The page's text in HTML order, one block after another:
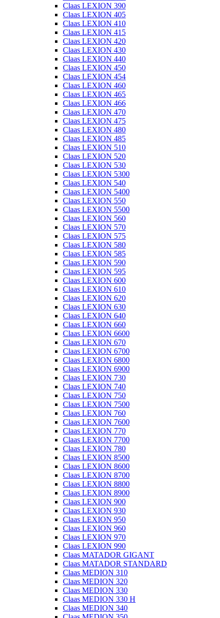
Claas LEXION 390
Claas LEXION 405
Claas LEXION 410
Claas LEXION 415
Claas LEXION 420
Claas LEXION 430
Claas LEXION 440
Claas LEXION 450
Claas LEXION 454
Claas LEXION 460
Claas LEXION 465
Claas LEXION 466
Claas LEXION 470
Claas LEXION 475
Claas LEXION 480
Claas LEXION 485
Claas LEXION 510
Claas LEXION 520
Claas LEXION 530
Claas LEXION 5300
Claas LEXION 540
Claas LEXION 5400
Claas LEXION 550
Claas LEXION 5500
Claas LEXION 560
Claas LEXION 570
Claas LEXION 575
Claas LEXION 580
Claas LEXION 585
Claas LEXION 590
Claas LEXION 595
Claas LEXION 600
Claas LEXION 610
Claas LEXION 620
Claas LEXION 630
Claas LEXION 640
Claas LEXION 660
Claas LEXION 6600
Claas LEXION 670
Claas LEXION 6700
Claas LEXION 6800
Claas LEXION 6900
Claas LEXION 730
Claas LEXION 740
Claas LEXION 750
Claas LEXION 7500
Claas LEXION 760
Claas LEXION 7600
Claas LEXION 770
Claas LEXION 7700
Claas LEXION 780
Claas LEXION 8500
Claas LEXION 8600
Claas LEXION 8700
Claas LEXION 8800
Claas LEXION 8900
Claas LEXION 900
Claas LEXION 930
Claas LEXION 950
Claas LEXION 960
Claas LEXION 970
Claas LEXION 990
Claas MATADOR GIGANT
Claas MATADOR STANDARD
Claas MEDION 310
Claas MEDION 320
Claas MEDION 330
Claas MEDION 330 H
Claas MEDION 340